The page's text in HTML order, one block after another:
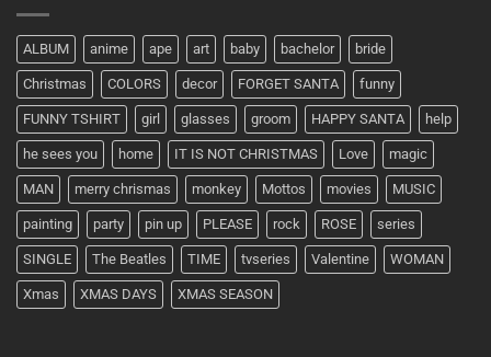
ALBUM anime ape art baby bachelor bride
Christmas COLORS decor FORGET SANTA funny
FUNNY TSHIRT girl glasses groom HAPPY SANTA help
he sees you home IT IS NOT CHRISTMAS Love magic
MAN merry chrismas monkey Mottos movies MUSIC
painting party pin up PLEASE rock ROSE series
SINGLE The Beatles TIME tvseries Valentine WOMAN
Xmas XMAS DAYS XMAS SEASON